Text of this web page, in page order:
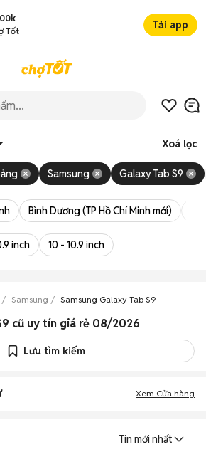
Tốt
Tải app
Xoá lọc
Samsung Galaxy Tab S9
Bình Dương (TP Hồ Chí Minh mới)
inch 10 - 10.9 inch
Samsung Samsung Galaxy Tab S9
cũ uy tín giá rẻ 08/2026
Lưu tìm kiếm
Xem Cửa hàng
Tin mới nhất